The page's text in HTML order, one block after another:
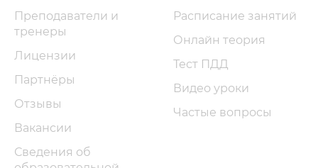
Преподаватели и
тренеры
Лицензии
Партнёры
Отзывы
Вакансии
Сведения об
Расписание занятий
Онлайн теория
Тест ПДД
Видео уроки
Частые вопросы